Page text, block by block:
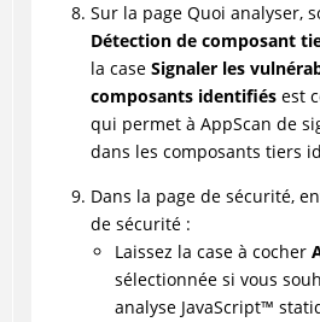
Sur la page Quoi analyser,
Détection de composant
la case Signaler les
composants identifiésest
qui permet à AppScan de
dans les composants tiers
Dans la page de sécurité,
de sécurité :
Laissez la case à cocher
sélectionnée si vous
analyse JavaScript™